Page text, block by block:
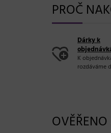
PROČ
Dárky k
K
rozdáváme